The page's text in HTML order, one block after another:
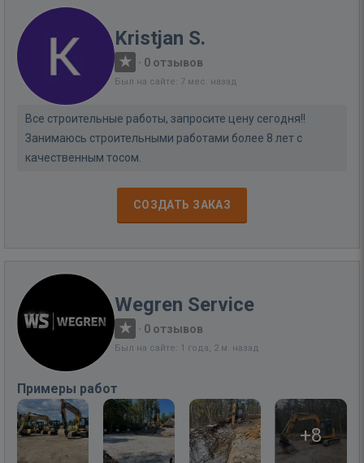
Kristjan S.
· 0 отзывов
Был на сайте: 7 мес. назад
Все строительные работы, запросите цену сегодня!!
Занимаюсь строительными работами более 8 лет с
качественным тосом.
СОЗДАТЬ ЗАКАЗ
Wegren Service
· 0 отзывов
Был на сайте: 1 года, 2 м. назад
Примеры работ
+8